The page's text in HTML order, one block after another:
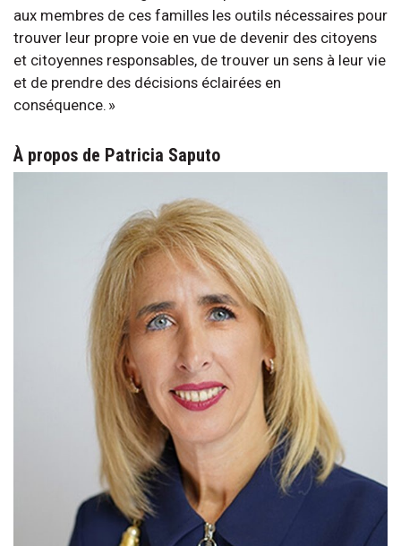
aux membres de ces familles les outils nécessaires pour
trouver leur propre voie en vue de devenir des citoyens
et citoyennes responsables, de trouver un sens à leur vie
et de prendre des décisions éclairées en
conséquence. »
À propos de Patricia Saputo